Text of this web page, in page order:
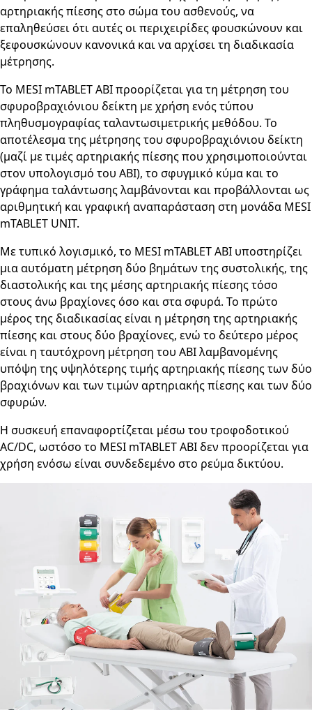
αρτηριακής πίεσης στο σώμα του ασθενούς, να
επαληθεύσει ότι αυτές οι περιχειρίδες φουσκώνουν και
ξεφουσκώνουν κανονικά και να αρχίσει τη διαδικασία
μέτρησης.
Το MESI mTABLET ABI προορίζεται για τη μέτρηση του
σφυροβραχιόνιου δείκτη με χρήση ενός τύπου
πληθυσμογραφίας ταλαντωσιμετρικής μεθόδου. Το
αποτέλεσμα της μέτρησης του σφυροβραχιόνιου δείκτη
(μαζί με τιμές αρτηριακής πίεσης που χρησιμοποιούνται
στον υπολογισμό του ABI), το σφυγμικό κύμα και το
γράφημα ταλάντωσης λαμβάνονται και προβάλλονται ως
αριθμητική και γραφική αναπαράσταση στη μονάδα MESI
mTABLET UNIT.
Με τυπικό λογισμικό, το MESI mTABLET ABI υποστηρίζει
μια αυτόματη μέτρηση δύο βημάτων της συστολικής, της
διαστολικής και της μέσης αρτηριακής πίεσης τόσο
στους άνω βραχίονες όσο και στα σφυρά. Το πρώτο
μέρος της διαδικασίας είναι η μέτρηση της αρτηριακής
πίεσης και στους δύο βραχίονες, ενώ το δεύτερο μέρος
είναι η ταυτόχρονη μέτρηση του ABI λαμβανομένης
υπόψη της υψηλότερης τιμής αρτηριακής πίεσης των δύο
βραχιόνων και των τιμών αρτηριακής πίεσης και των δύο
σφυρών.
Η συσκευή επαναφορτίζεται μέσω του τροφοδοτικού
AC/DC, ωστόσο το MESI mTABLET ABI δεν προορίζεται για
χρήση ενόσω είναι συνδεδεμένο στο ρεύμα δικτύου.